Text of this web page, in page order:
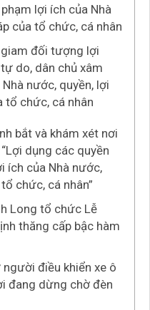
lợi ích của Nhà
của tổ chức, cá nhân
đối tượng lợi
do, dân chủ xâm
nước, quyền, lợi
tổ chức, cá nhân
bắt và khám xét nơi
dụng các quyền
ích của Nhà nước,
chức, cá nhân”
Long tổ chức Lễ
thăng cấp bậc hàm
điều khiển xe ô
đang dừng chờ đèn